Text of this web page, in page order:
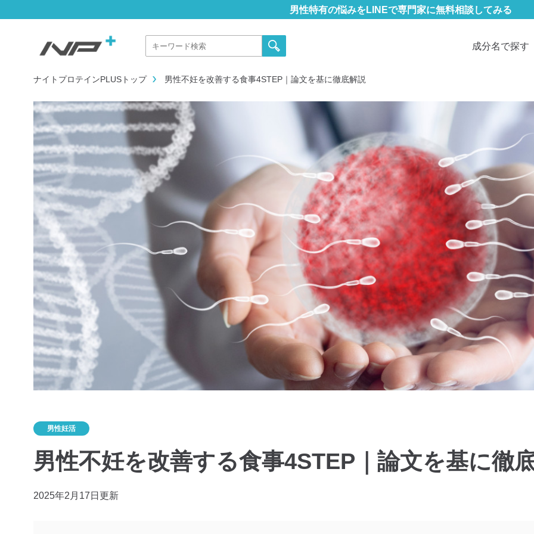
男性特有の悩みをLINEで専門家に無料相談してみる
成分名で探す
ナイトプロテインPLUSトップ 男性不妊を改善する食事4STEP｜論文を基に徹底解説
男性妊活
男性不妊を改善する食事4STEP｜論文を基に徹
2025年2月17日更新